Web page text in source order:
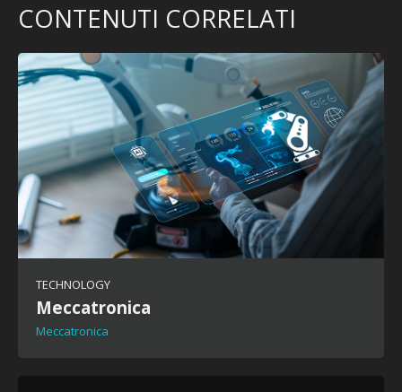
CONTENUTI CORRELATI
TECHNOLOGY
Meccatronica
Meccatronica